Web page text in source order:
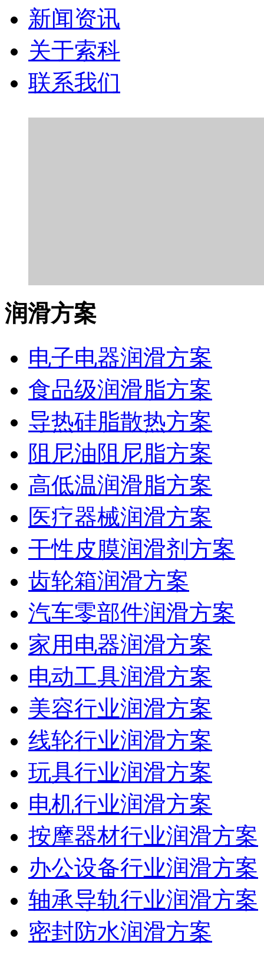
新闻资讯
关于索科
联系我们
润滑方案
电子电器润滑方案
食品级润滑脂方案
导热硅脂散热方案
阻尼油阻尼脂方案
高低温润滑脂方案
医疗器械润滑方案
干性皮膜润滑剂方案
齿轮箱润滑方案
汽车零部件润滑方案
家用电器润滑方案
电动工具润滑方案
美容行业润滑方案
线轮行业润滑方案
玩具行业润滑方案
电机行业润滑方案
按摩器材行业润滑方案
办公设备行业润滑方案
轴承导轨行业润滑方案
密封防水润滑方案